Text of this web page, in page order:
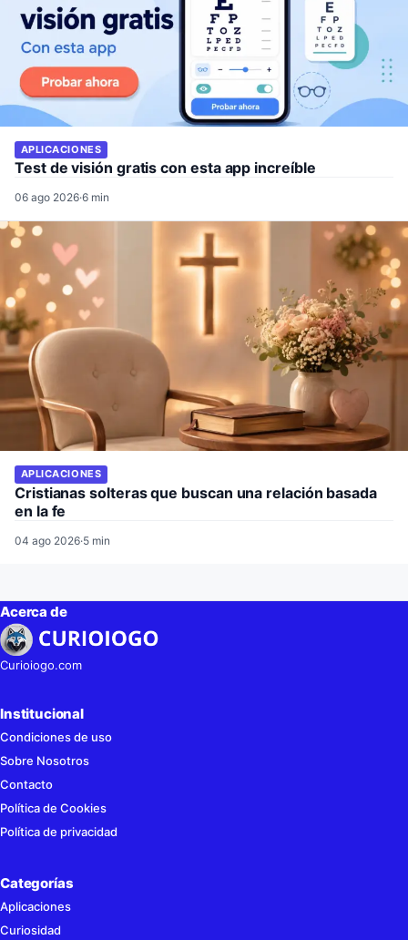
APLICACIONES
Test de visión gratis con esta app increíble
06 ago 2026·6 min
APLICACIONES
Cristianas solteras que buscan una relación basada
en la fe
04 ago 2026·5 min
Acerca de
Curioiogo.com
Institucional
Condiciones de uso
Sobre Nosotros
Contacto
Política de Cookies
Política de privacidad
Categorías
Aplicaciones
Curiosidad